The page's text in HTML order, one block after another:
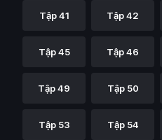
Tập 41 Tập 42
Tập 45 Tập 46
Tập 49 Tập 50
Tập 53 Tập 54